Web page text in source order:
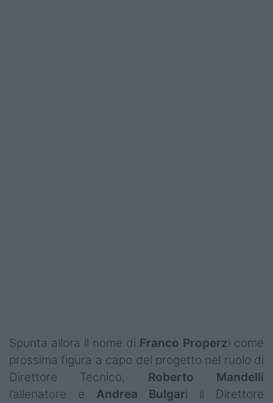
Spunta allora il nome di Franco Properzi come
prossima figura a capo del progetto nel ruolo di
Direttore Tecnico, Roberto Mandelli
l’allenatore e Andrea Bulgari il Direttore